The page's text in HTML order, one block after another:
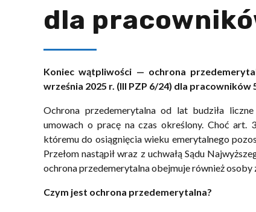
dla
Koniec wątpliwości — ochrona
września 2025 r. (III PZP 6/24) dla
Ochrona przedemerytalna od lat budziła
umowach o pracę na czas określony. Choć
któremu do osiągnięcia wieku emerytalnego
Przełom nastąpił wraz z uchwałą Sądu
ochrona przedemerytalna obejmuje również
Czym jest ochrona przedemerytalna?